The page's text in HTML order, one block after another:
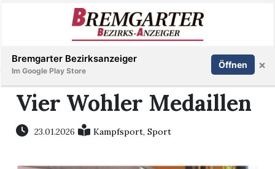
Immobilien
Inserieren Abonnieren Anmelden
Vier Wohler Medaillen
23.01.2026 Kampfsport,Sport
Bremgarter Bezirksanzeiger
Im Google Play Store
Öffnen ×